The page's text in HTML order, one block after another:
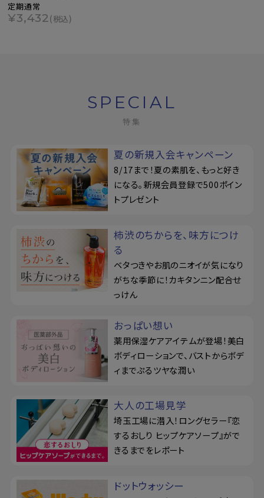
定期通常
¥3,432(税込)
SPECIAL
特集
夏の新規入会キャンペーン
8/17まで！夏の素肌を、もっと好き
になる。新規会員登録で500ポイン
トプレゼント
柿渋のちからを、味方につけ
る
ベタつきやお肌のニオイが気になり
がちな季節に！カキタンニン配合せ
っけん
おっぱい想い
薬用保湿ケアアイテムが登場！美白
ボディローションで、バストからボデ
ィまでぷるツヤな潤い
大人の工場見学
埼玉工場に潜入！ロングセラー『恋
するおしり ヒップケアソープ』がで
きるまでをレポート
ドットウォッシー